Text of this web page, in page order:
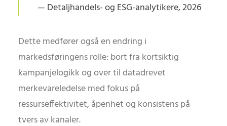
— Detaljhandels- og ESG-analytikere, 2026
Dette medfører også en endring i
markedsføringens rolle: bort fra kortsiktig
kampanjelogikk og over til datadrevet
merkevareledelse med fokus på
ressurseffektivitet, åpenhet og konsistens på
tvers av kanaler.